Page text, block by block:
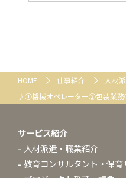
HOME 仕事紹介 人材
♪①機械オペレーター②包装業
サービス紹介
人材派遣・職業紹介
教育コンサルタント・保育